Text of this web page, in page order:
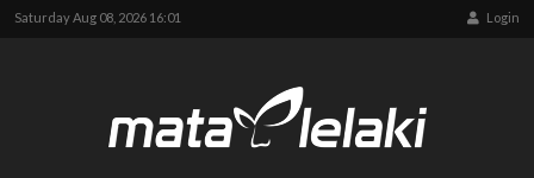
Saturday Aug 08, 2026 16:01 Login